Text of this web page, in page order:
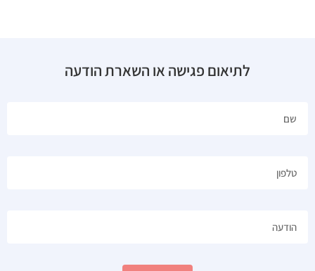
לתיאום פגישה או השארת הודעה